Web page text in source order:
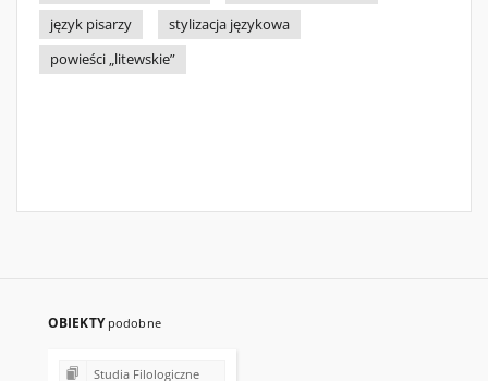
język pisarzy
stylizacja językowa
powieści „litewskie”
OBIEKTY podobne
Studia Filologiczne